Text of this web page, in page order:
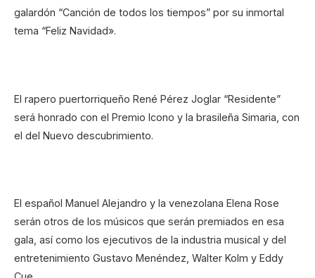
galardón “Canción de todos los tiempos” por su inmortal
tema “Feliz Navidad».
El rapero puertorriqueño René Pérez Joglar “Residente”
será honrado con el Premio Icono y la brasileña Simaria, con
el del Nuevo descubrimiento.
El español Manuel Alejandro y la venezolana Elena Rose
serán otros de los músicos que serán premiados en esa
gala, así como los ejecutivos de la industria musical y del
entretenimiento Gustavo Menéndez, Walter Kolm y Eddy